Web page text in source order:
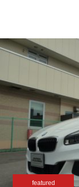
featured